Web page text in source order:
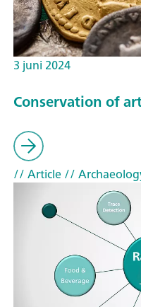
3 juni 2024
Conservation of
// Article//